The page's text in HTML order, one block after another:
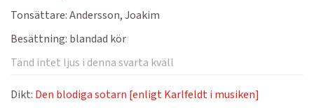
Tonsättare:Andersson, Joakim
Besättning: blandad kör
Tänd intet ljus i denna svarta kväll
Dikt: Den blodiga sotarn [enligt Karlfeldt i musiken]